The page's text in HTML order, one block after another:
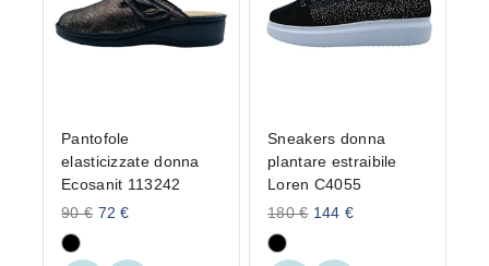
Pantofole
elasticizzate donna
Ecosanit 113242
90€ 72€
Sneakers donna
plantare estraibile
Loren C4055
180€ 144€